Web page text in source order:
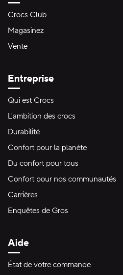
Crocs Club
Magasinez
Vente
Entreprise
Qui est Crocs
L'ambition des crocs
Durabilité
Confort pour la planète
Du confort pour tous
Confort pour nos communautés
Carrières
Enquêtes de Gros
Aide
État de votre commande